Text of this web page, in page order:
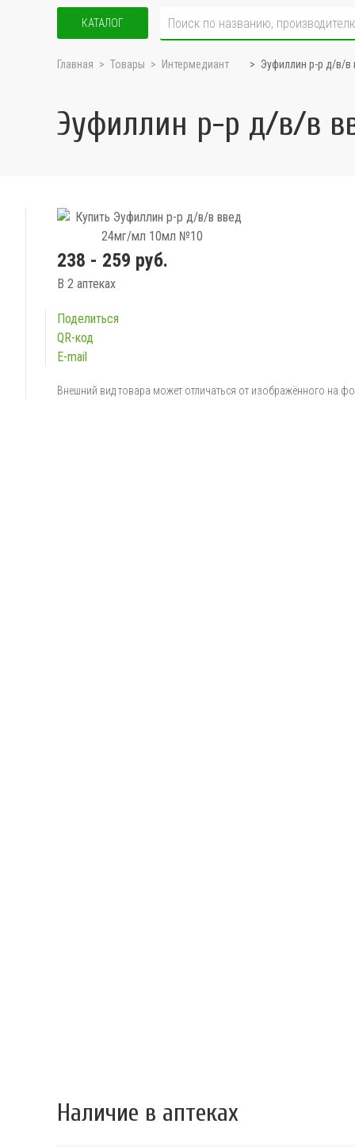
КАТАЛОГ
Главная Товары Интермедиант Эуфиллин р-р д/в/
Эуфиллин р-р д/в/в
238 - 259 руб.
В 2 аптеках
Поделиться
QR-код
E-mail
Внешний вид товара может отличаться от изображённого на
Наличие в аптеках